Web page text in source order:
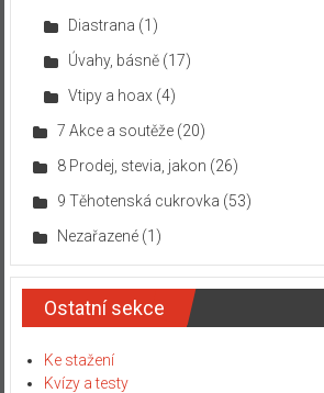
Diastrana (1)
Úvahy, básně(17)
Vtipy a hoax (4)
7 Akce a soutěže(20)
8 Prodej, stevia, jakon (26)
9 Těhotenská cukrovka (53)
Nezařazené(1)
Ostatní sekce
Ke stažení
Kvízy a testy